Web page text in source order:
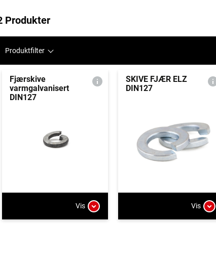
Produkter
Produktfilter
Fjærskive
varmgalvanisert
DIN127
Vis
SKIVE FJÆR ELZ
DIN127
Vis